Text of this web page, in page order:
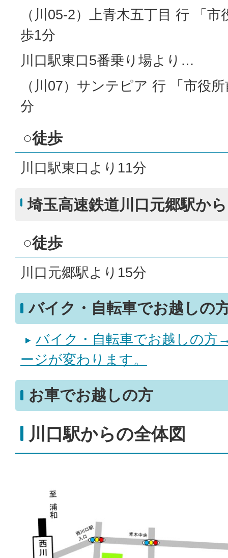
（川05-2）上青木五丁目 行 「
歩1分
川口駅東口5番乗り場より…
（川07）サンテピア 行 「市役
分
○徒歩
川口駅東口より11分
埼玉高速鉄道川口元郷駅から
○徒歩
川口元郷駅より15分
バイク・自転車でお越しの
バイク・自転車でお越しの
ージが変わります。
お車でお越しの方
川口駅からの全体図